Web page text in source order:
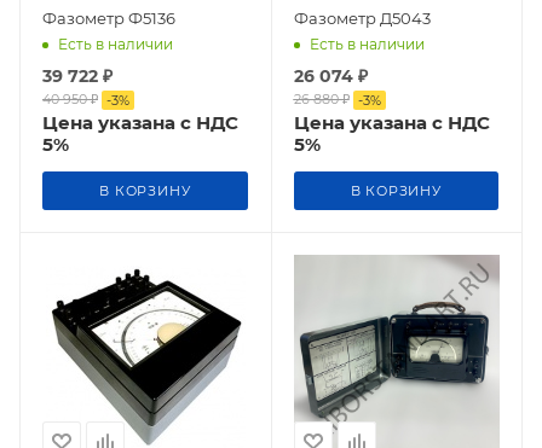
Фазометр Ф5136
Есть в наличии
39 722 ₽
40 950₽ -3%
Цена указана с НДС
5%
В КОРЗИНУ
Фазометр Д5043
Есть в наличии
26 074₽
26 880₽ -3%
Цена указана с НДС
5%
В КОРЗИНУ